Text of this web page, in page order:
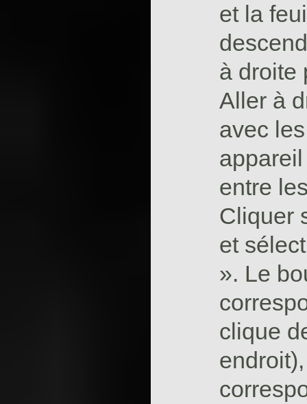
et la
à droite
Aller à
avec
entre
Cliquer
et
». Le
clique